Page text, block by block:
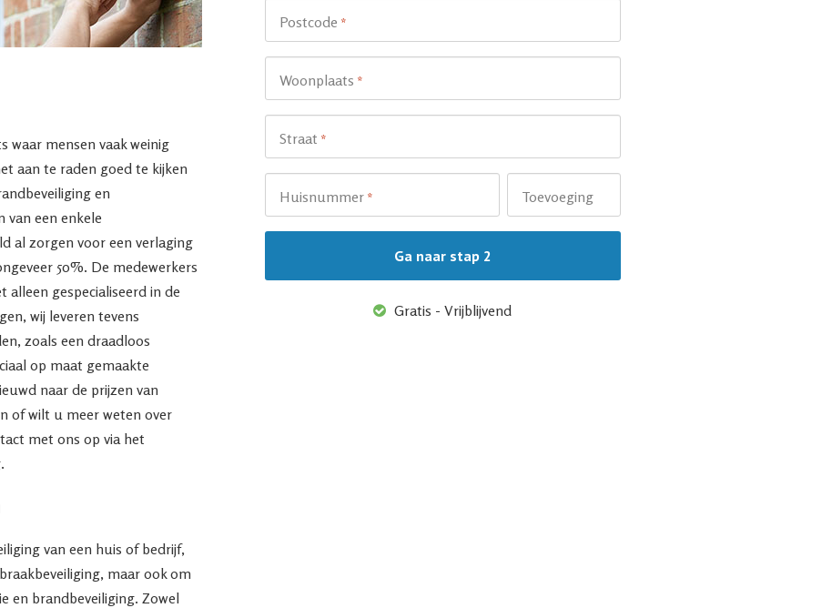
waar mensen vaak weinig
aan te raden goed te kijken
en
van een enkele
al zorgen voor een verlaging
50%. De medewerkers
alleen gespecialiseerd in de
wij leveren tevens
zoals een draadloos
op maat gemaakte
naar de prijzen van
of wilt u meer weten over
met ons op via het
van een huis of bedrijf,
maar ook om
en brandbeveiliging. Zowel
Postcode *
Woonplaats *
Straat *
Huisnummer * Toevoeging
Gratis - Vrijblijvend